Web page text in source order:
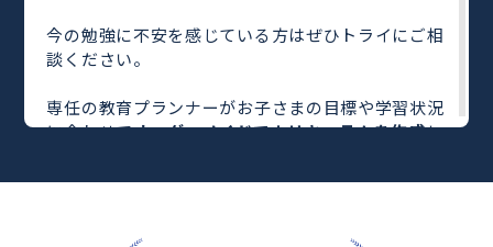
今の勉強に不安を感じている方はぜひトライにご相
談ください。
専任の教育プランナーがお子さまの目標や学習状況
に合わせてオーダーメイドでカリキュラムを作成し
完全マンツーマンで自分に合った教師がわかるまで